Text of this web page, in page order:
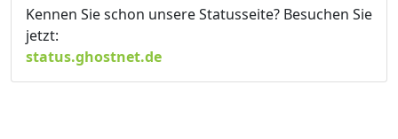
Kennen Sie schon unsere Statusseite? Besuchen Sie
jetzt:
status.ghostnet.de